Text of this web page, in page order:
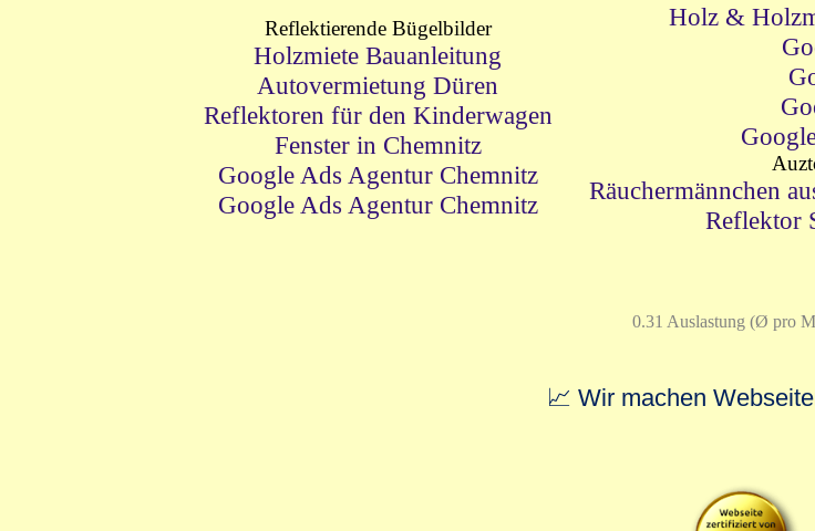
Reflektierende Bügelbilder
Holzmiete Bauanleitung
Autovermietung Düren
Reflektoren für den Kinderwagen
Fenster in Chemnitz
Google Ads Agentur Chemnitz
Google Ads Agentur Chemnitz
Holz &
Räuchermännchen
Reflektor
0.31 Auslastung (Ø pro
📈 Wir machen